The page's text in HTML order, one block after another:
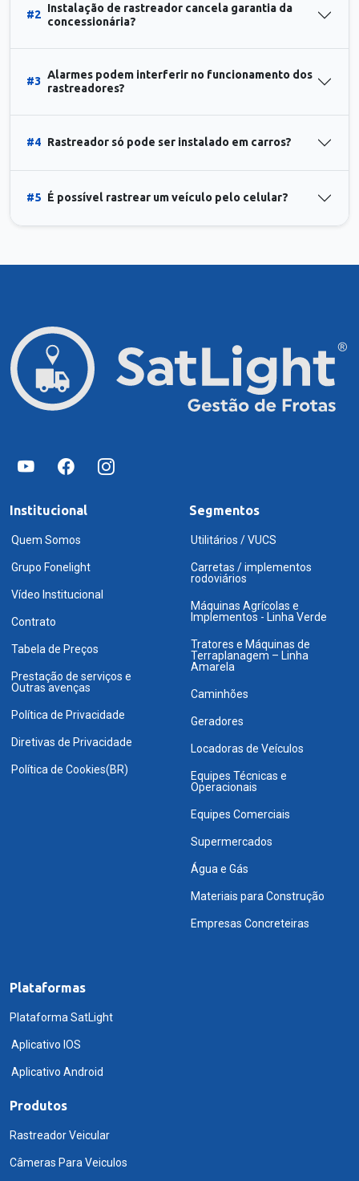
#2
Instalação de rastreador cancela garantia da
concessionária?
#3
Alarmes podem interferir no funcionamento dos
rastreadores?
#4 Rastreador só pode ser instalado em carros?
#5 É possível rastrear um veículo pelo celular?
Institucional
Quem Somos
Grupo Fonelight
Vídeo Institucional
Contrato
Tabela de Preços
Prestação de serviços e
Outras avenças
Política de Privacidade
Diretivas de Privacidade
Política de Cookies(BR)
Segmentos
Utilitários / VUCS
Carretas / implementos
rodoviários
Máquinas Agrícolas e
Implementos - Linha Verde
Tratores e Máquinas de
Terraplanagem – Linha
Amarela
Caminhões
Geradores
Locadoras de Veículos
Equipes Técnicas e
Operacionais
Equipes Comerciais
Supermercados
Água e Gás
Materiais para Construção
Empresas Concreteiras
Plataformas
Plataforma SatLight
Aplicativo IOS
Aplicativo Android
Produtos
Rastreador Veicular
Câmeras Para Veiculos